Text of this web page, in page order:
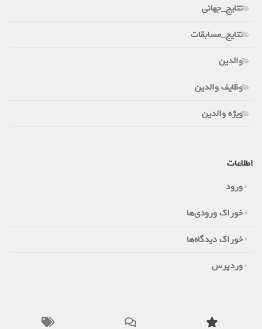
نتایج_جهانی
نتایج_مسابقات
والدین
وظایف والدین
ویژه والدین
اطلاعات
ورود
خوراک ورودی‌ها
خوراک دیدگاه‌ها
وردپرس